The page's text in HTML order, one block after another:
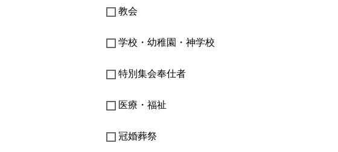
教会
学校・幼稚園・神学校
特別集会奉仕者
医療・福祉
冠婚葬祭